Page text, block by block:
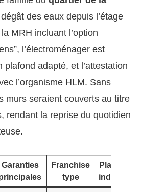
des eaux depuis l’étage
MRH incluant l’option
l’électroménager est
plafond adapté, et l’attestation
l’organisme HLM. Sans
murs seraient couverts au titre
rendant la reprise du quotidien
Garanties
Franchise
type
Plafonds
indicatifs